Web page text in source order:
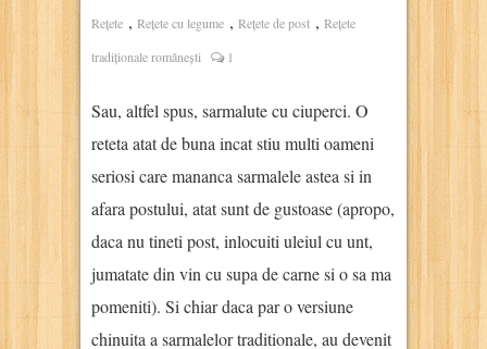
Rețete , Rețete cu legume , Rețete de post , Rețete
tradiționale românești
1
Sau, altfel spus, sarmalute cu ciuperci. O
reteta atat de buna incat stiu multi oameni
seriosi care mananca sarmalele astea si in
afara postului, atat sunt de gustoase (apropo,
daca nu tineti post, inlocuiti uleiul cu unt,
jumatate din vin cu supa de carne si o sa ma
pomeniti). Si chiar daca par o versiune
chinuita a sarmalelor traditionale, au devenit